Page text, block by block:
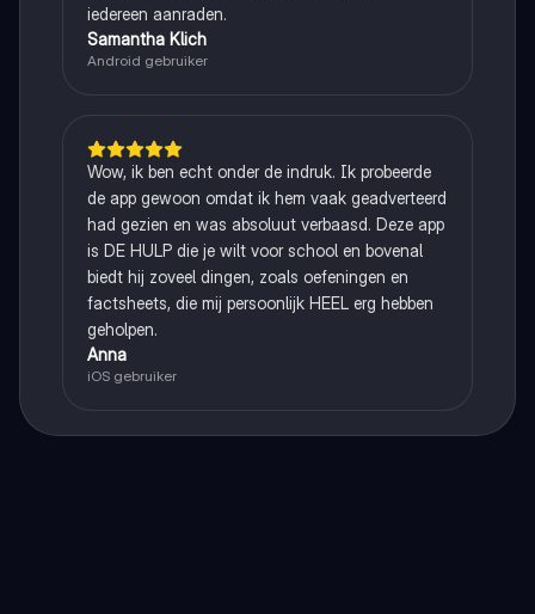
iedereen aanraden.
Samantha Klich
Android gebruiker
Wow, ik ben echt onder de indruk. Ik probeerde
de app gewoon omdat ik hem vaak geadverteerd
had gezien en was absoluut verbaasd. Deze app
is DE HULP die je wilt voor school en bovenal
biedt hij zoveel dingen, zoals oefeningen en
factsheets, die mij persoonlijk HEEL erg hebben
geholpen.
Anna
iOS gebruiker